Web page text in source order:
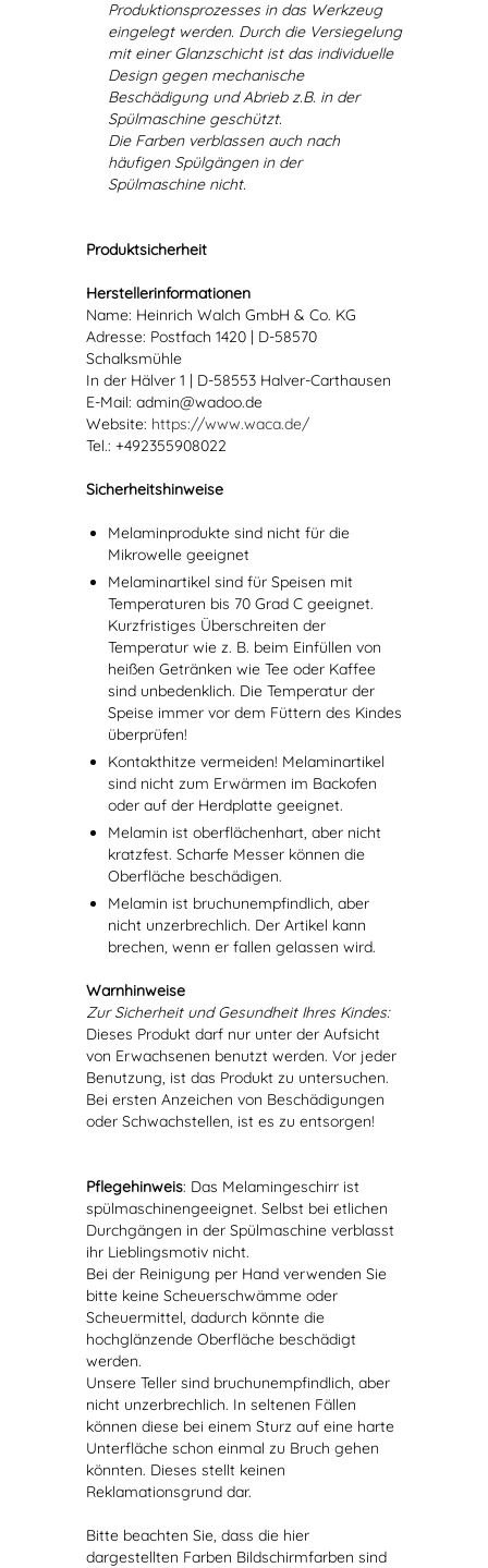
Produktionsprozesses in das Werkzeug
eingelegt werden. Durch die Versiegelung
mit einer Glanzschicht ist das individuelle
Design gegen mechanische
Beschädigung und Abrieb z.B. in der
Spülmaschine geschützt.
Die Farben verblassen auch nach
häufigen Spülgängen in der
Spülmaschine nicht.
Produktsicherheit
Herstellerinformationen
Name: Heinrich Walch GmbH & Co. KG
Adresse: Postfach 1420 | D-58570
Schalksmühle
In der Hälver 1 | D-58553 Halver-Carthausen
E-Mail: admin@wadoo.de
Website: https://www.waca.de/
Tel.: +492355908022
Sicherheitshinweise
Melaminprodukte sind nicht für die
Mikrowelle geeignet
Melaminartikel sind für Speisen mit
Temperaturen bis 70 Grad C geeignet.
Kurzfristiges Überschreiten der
Temperatur wie z. B. beim Einfüllen von
heißen Getränken wie Tee oder Kaffee
sind unbedenklich. Die Temperatur der
Speise immer vor dem Füttern des Kindes
überprüfen!
Kontakthitze vermeiden! Melaminartikel
sind nicht zum Erwärmen im Backofen
oder auf der Herdplatte geeignet.
Melamin ist oberflächenhart, aber nicht
kratzfest. Scharfe Messer können die
Oberfläche beschädigen.
Melamin ist bruchunempfindlich, aber
nicht unzerbrechlich. Der Artikel kann
brechen, wenn er fallen gelassen wird.
Warnhinweise
Zur Sicherheit und Gesundheit Ihres Kindes:
Dieses Produkt darf nur unter der Aufsicht
von Erwachsenen benutzt werden. Vor jeder
Benutzung, ist das Produkt zu untersuchen.
Bei ersten Anzeichen von Beschädigungen
oder Schwachstellen, ist es zu entsorgen!
Pflegehinweis: Das Melamingeschirr ist
spülmaschinengeeignet. Selbst bei etlichen
Durchgängen in der Spülmaschine verblasst
ihr Lieblingsmotiv nicht.
Bei der Reinigung per Hand verwenden Sie
bitte keine Scheuerschwämme oder
Scheuermittel, dadurch könnte die
hochglänzende Oberfläche beschädigt
werden.
Unsere Teller sind bruchunempfindlich, aber
nicht unzerbrechlich. In seltenen Fällen
können diese bei einem Sturz auf eine harte
Unterfläche schon einmal zu Bruch gehen
könnten. Dieses stellt keinen
Reklamationsgrund dar.
Bitte beachten Sie, dass die hier
dargestellten Farben Bildschirmfarben sind